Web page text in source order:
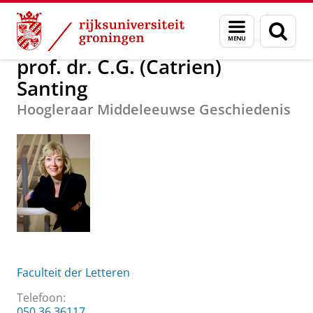
Skip
Content
Skip
Navigation
Menu
en
zoeken
Over ons prof. dr. C.G. (Catrien) Santing
prof. dr. C.G. (Catrien)
Santing
Hoogleraar Middeleeuwse Geschiedenis
Faculteit der Letteren
Telefoon: